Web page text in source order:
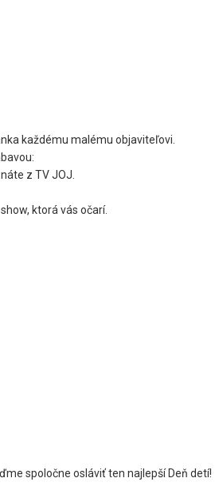
každému malému objaviteľovi.
z TV JOJ.
ktorá vás očarí.
spoločne osláviť ten najlepší Deň detí!